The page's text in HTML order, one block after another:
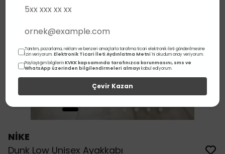
NİKE
Dunk Low Unisex Ayakkabı
Tanıtım, pazarlama, reklam ve benzeri amaçlarla tarafıma ticari elektronik ileti gönderilmesine
izin veriyorum.Elektronik Ticari İleti Aydınlatma Metni 'ni okudum onay veriyorum.
Paylaştığım bilgilerinKVKK kapsamında tarafınızca korunmasını, sms ve
WhatsApp üzerinden bilgilendirmeleri almayı kabul ediyorum.
Çevir Kazan